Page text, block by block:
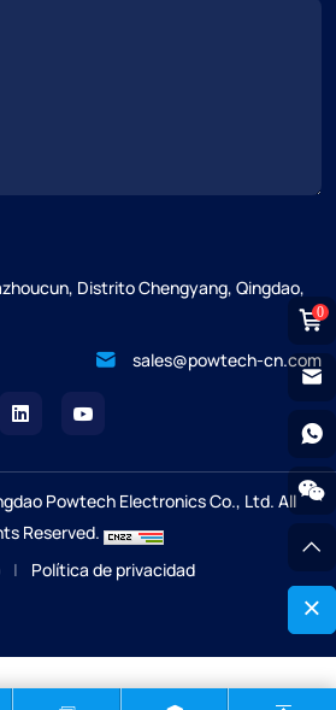
Distrito Chengyang, Qingdao,
sales@powtech-cn.com
Powtech Electronics Co., Ltd. All
Reserved.
| Política de privacidad
0